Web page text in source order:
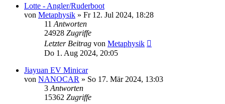
Lotte - Angler/Ruderboot
von Metaphysik » Fr 12. Jul 2024, 18:28
11Antworten
24928 Zugriffe
Letzter Beitrag von Metaphysik
Do 1. Aug 2024, 20:05
Jiayuan EV Minicar
von NANOCAR » So 17. Mär 2024, 13:03
3Antworten
15362 Zugriffe